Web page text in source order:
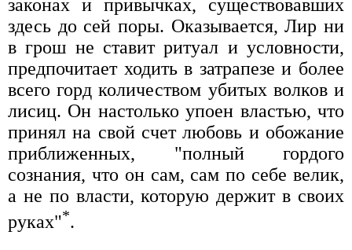
законах и привычках, существовавших
здесь до сей поры. Оказывается, Лир ни
в грош не ставит ритуал и условности,
предпочитает ходить в затрапезе и более
всего горд количеством убитых волков и
лисиц. Он настолько упоен властью, что
принял на свой счет любовь и обожание
приближенных, "полный гордого
сознания, что он сам, сам по себе велик,
а не по власти, которую держит в своих
руках"*.